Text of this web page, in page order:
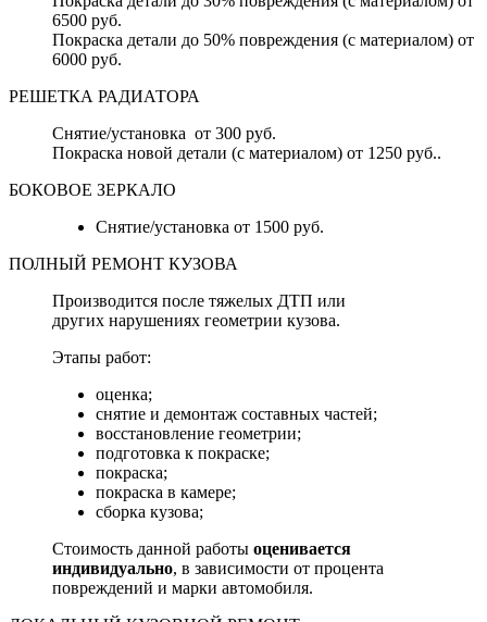
6500 руб.
Покраска детали до 50% повреждения (с материалом) от
6000 руб.
РЕШЕТКА РАДИАТОРА
Снятие/установка от 300 руб.
Покраска новой детали (с материалом) от 1250 руб..
БОКОВОЕ ЗЕРКАЛО
Снятие/установка от 1500 руб.
ПОЛНЫЙ РЕМОНТ КУЗОВА
Производится после тяжелых ДТП или
других нарушениях геометрии кузова.
Этапы работ:
оценка;
снятие и демонтаж составных частей;
восстановление геометрии;
подготовка к покраске;
покраска;
покраска в камере;
сборка кузова;
Стоимость данной работы оценивается
индивидуально, в зависимости от процента
повреждений и марки автомобиля.